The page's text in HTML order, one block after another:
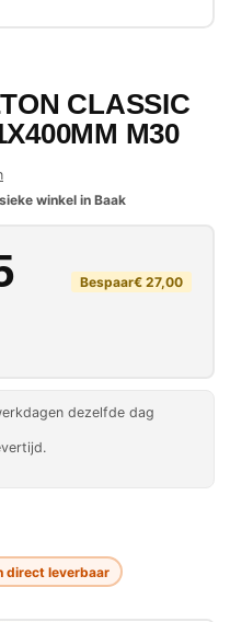
CLASSIC
M30
winkel in Baak
is: €
Bespaar€27,00
dezelfde dag
direct leverbaar